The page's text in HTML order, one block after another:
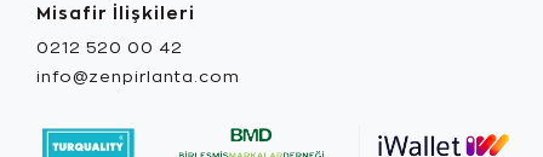
Misafir İlişkileri
0212 520 00 42
info@zenpirlanta.com